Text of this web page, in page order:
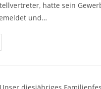
hatte sein
und…